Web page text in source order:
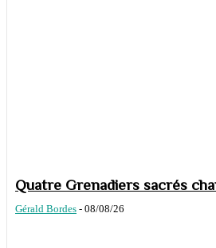
Quatre Grenadiers sacrés
Gérald Bordes - 08/08/26